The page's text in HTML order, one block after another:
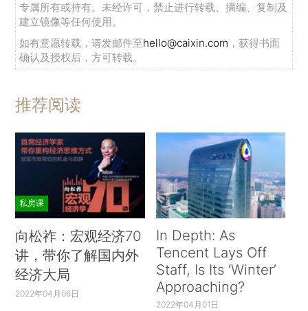
专属所有或持有。未经许可，禁止进行转载、摘编、复制及
建立镜像等任何使用。
如有意愿转载，请发邮件至hello@caixin.com ，获得书面
确认及授权后，方可转载。
推荐阅读
私房课
向松祚：宏观经济70
讲，带你了解国内外
经济大局
2022年04月06日
In Depth: As
Tencent Lays Off
Staff, Is Its ‘Winter’
Approaching?
2022年04月01日